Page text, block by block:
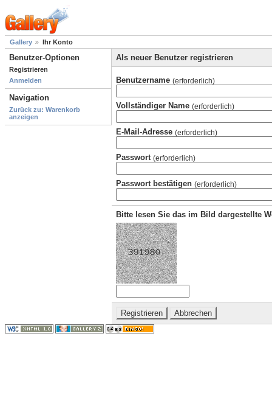
Gallery Ihr Konto
Benutzer-Optionen
Registrieren
Anmelden
Navigation
Zurück zu: Warenkorb
anzeigen
Als neuer Benutzer registrieren
Benutzername (erforderlich)
Vollständiger Name (erforderlich)
E-Mail-Adresse (erforderlich)
Passwort (erforderlich)
Passwort bestätigen (erforderlich)
Bitte lesen Sie das im Bild dargestellte